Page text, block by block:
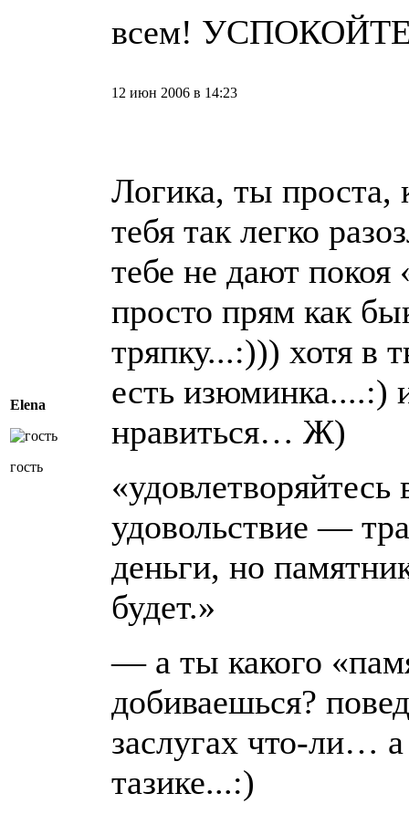
всем!
Elena
гость
12 июн 2006 в 14:23
Логика, ты проста,
тебя так легко
тебе не дают
просто прям как
тряпку...:))) хотя в
есть изюминка....:)
нравиться… Ж)
«удовлетворяйтесь
удовольствие —
деньги, но
будет.»
— а ты какого
добиваешься?
заслугах что-ли…
тазике...:)